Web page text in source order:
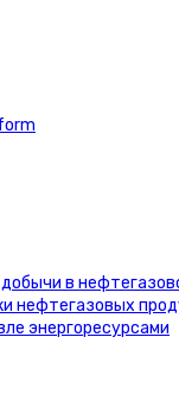
в
нефтегазовых
энергоресурсами